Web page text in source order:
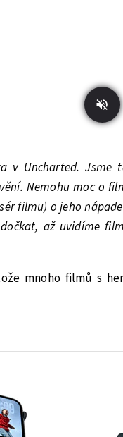
v Uncharted. Jsme
Nemohu moc o
filmu) o jeho
až uvidíme
mnoho filmů s